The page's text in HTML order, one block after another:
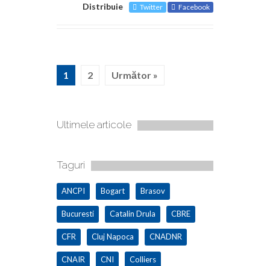
Distribuie Twitter Facebook
1 2 Următor »
Ultimele articole
Taguri
ANCPI Bogart Brasov
Bucuresti Catalin Drula CBRE
CFR Cluj Napoca CNADNR
CNAIR CNI Colliers